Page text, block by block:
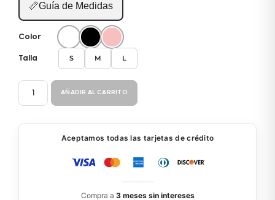
📏Guía de Medidas
Color
Talla S M L
TOP
SUPER
AÑADIR AL CARRITO
Aceptamos todas las tarjetas de crédito
Compra a 3 meses sin intereses